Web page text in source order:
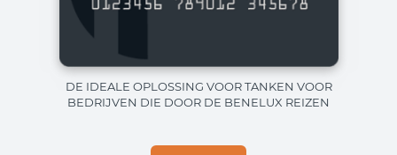
DE IDEALE OPLOSSING VOOR TANKEN VOOR
BEDRIJVEN DIE DOOR DE BENELUX REIZEN